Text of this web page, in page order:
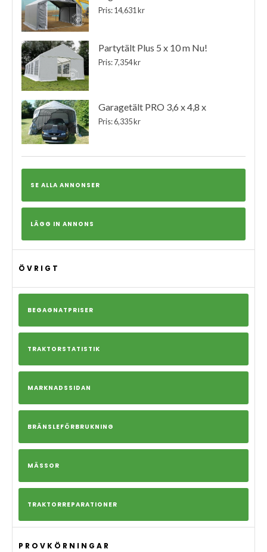
Pris: 14,631 kr
Partytält Plus 5 x 10 m Nu!
Pris: 7,354 kr
Garagetält PRO 3,6 x 4,8 x
Pris: 6,335 kr
SE ALLA ANNONSER
LÄGG IN ANNONS
ÖVRIGT
BEGAGNATPRISER
TRAKTORSTATISTIK
MARKNADSSIDAN
BRÄNSLEFÖRBRUKNING
MÄSSOR
TRAKTORREPARATIONER
PROVKÖRNINGAR